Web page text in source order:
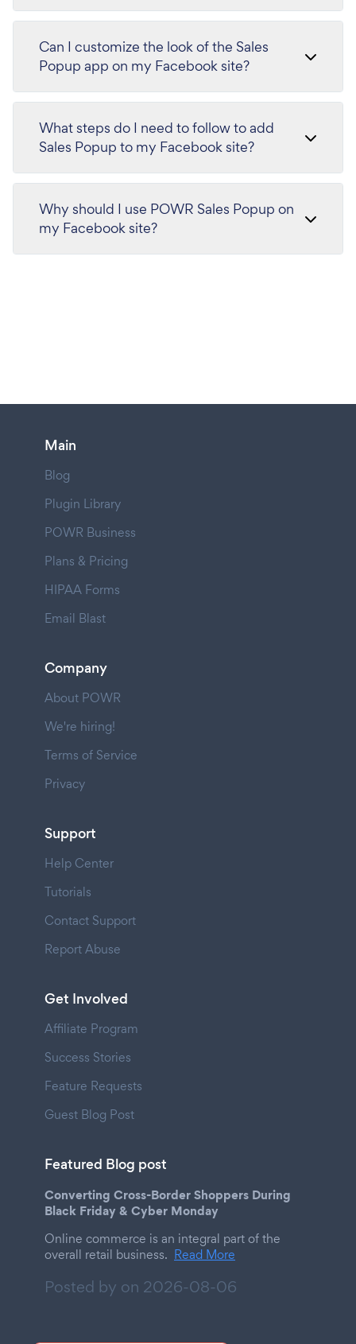
Can I customize the look of the Sales
Popup app on my Facebook site?
What steps do I need to follow to add
Sales Popup to my Facebook site?
Why should I use POWR Sales Popup on
my Facebook site?
Main
Blog
Plugin Library
POWR Business
Plans & Pricing
HIPAA Forms
Email Blast
Company
About POWR
We're hiring!
Terms of Service
Privacy
Support
Help Center
Tutorials
Contact Support
Report Abuse
Get Involved
Affiliate Program
Success Stories
Feature Requests
Guest Blog Post
Featured Blog post
Converting Cross-Border Shoppers During
Black Friday & Cyber Monday
Online commerce is an integral part of the
overall retail business. Read More
Posted by on 2026-08-06